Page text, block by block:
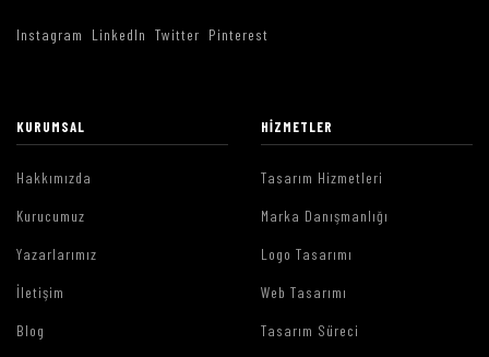
Instagram LinkedIn Twitter Pinterest
KURUMSAL
Hakkımızda
Kurucumuz
Yazarlarımız
İletişim
Blog
HIZMETLER
Tasarım Hizmetleri
Marka Danışmanlığı
Logo Tasarımı
Web Tasarımı
Tasarım Süreci